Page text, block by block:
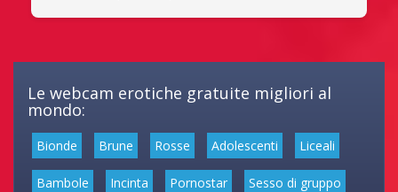
Le webcam erotiche gratuite migliori al
mondo:
Bionde Brune Rosse Adolescenti Liceali
Bambole Incinta Pornostar Sesso di gruppo